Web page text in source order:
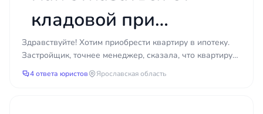
Признание права собственности и
оспаривание сделок
Иногда право собственности приходится
кладовой при
покупке квартиры у
застройщика?
Здравствуйте! Хотим приобрести квартиру в ипотеку.
Застройщик, точнее менеджер, сказала, что квартиру
можно купить только с кладовой. Находимся на ста...
4 ответа юристов Ярославская область